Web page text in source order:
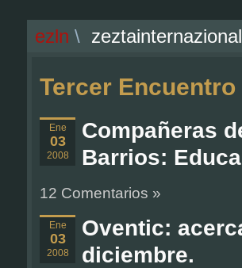
ezln \ zeztainternazional
Tercer
Ene
03
2008
Compañeras
Barrios:
12 Comentarios »
Ene
03
2008
Oventic:
diciembre.